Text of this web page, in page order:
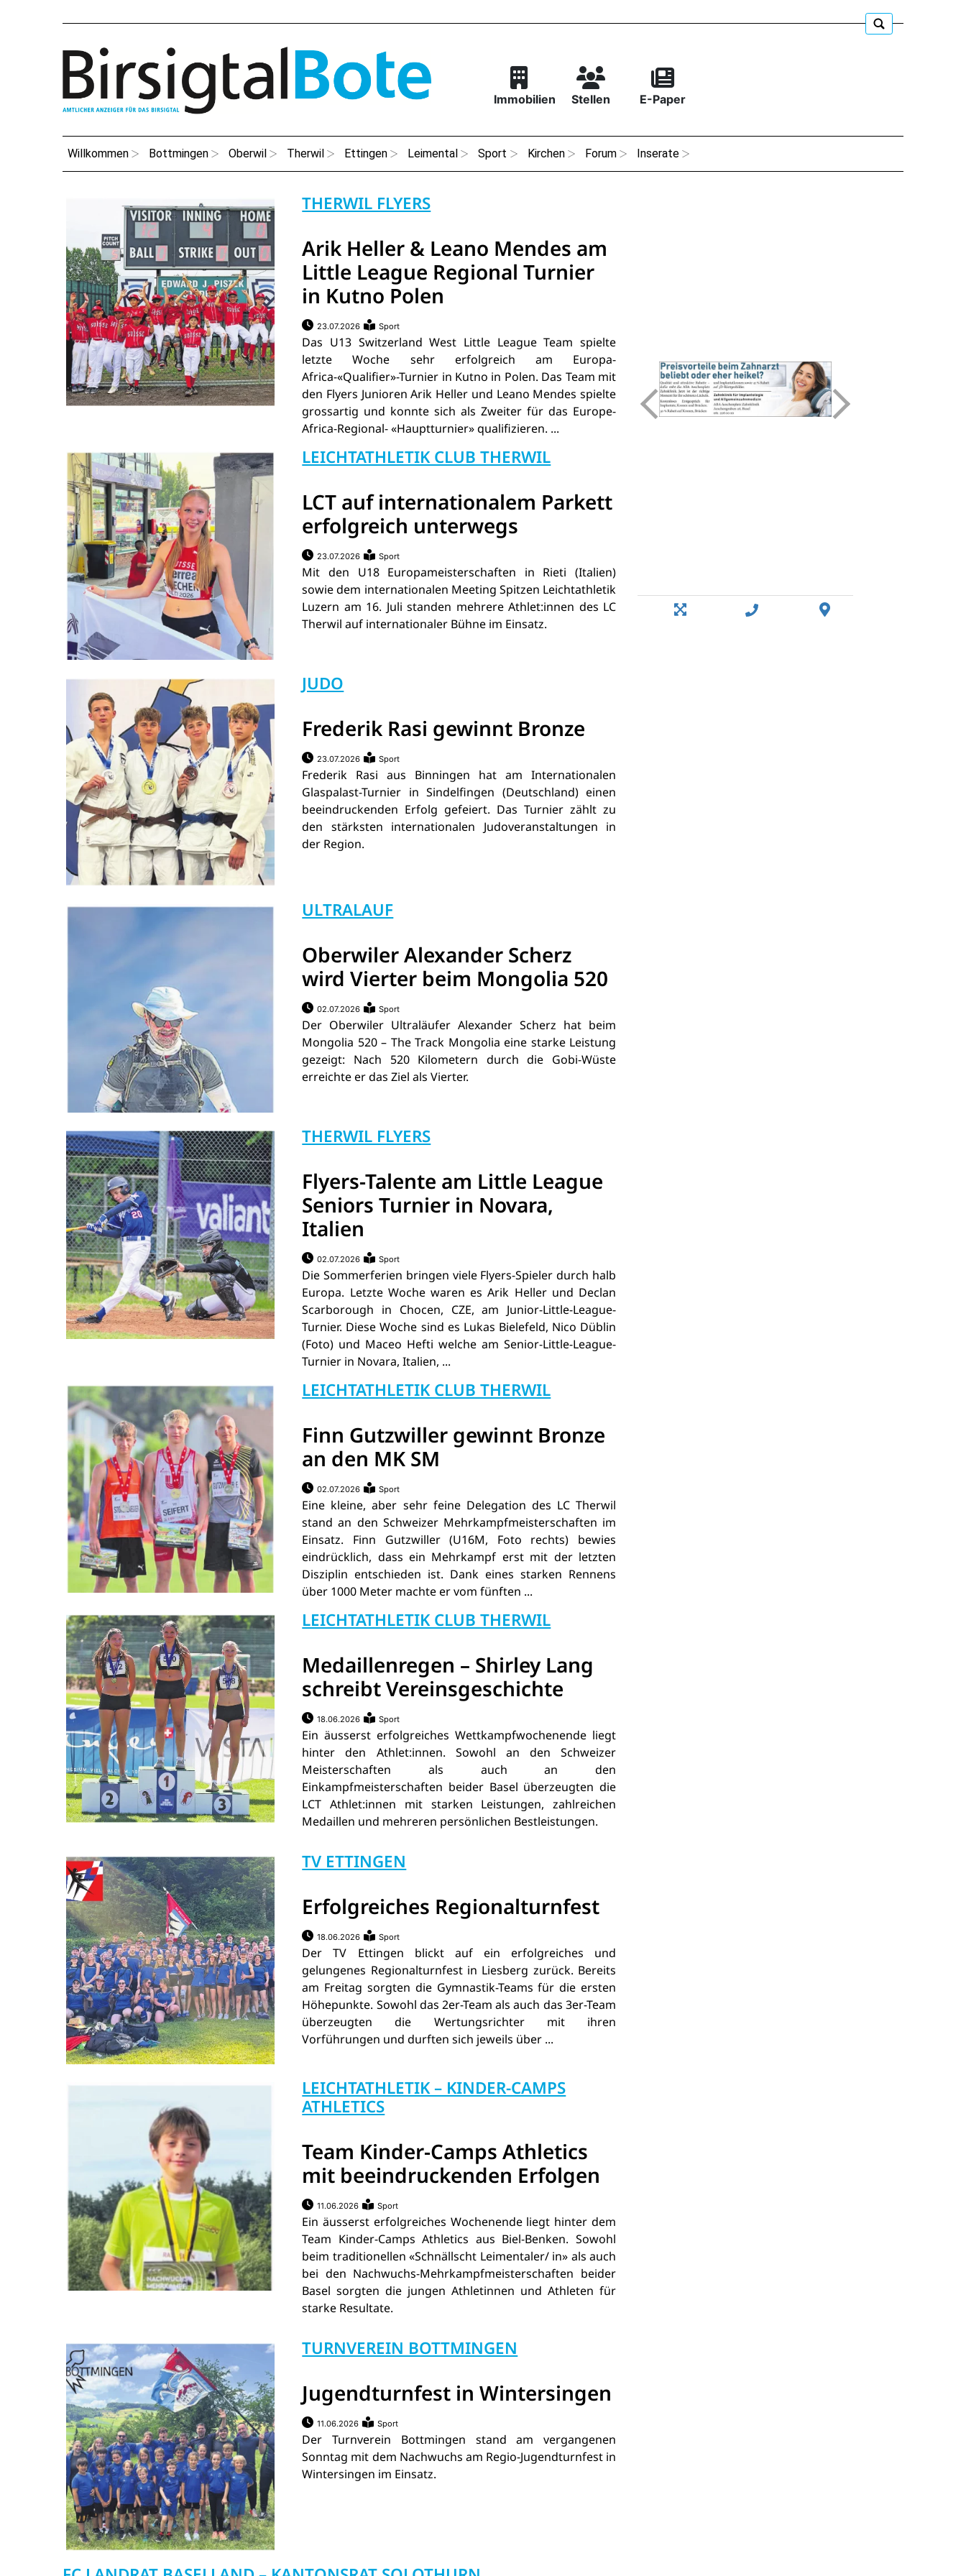
Immobilien Stellen E-Paper
Willkommen Bottmingen Oberwil Therwil Ettingen Leimental Sport Kirchen Forum Inserate
THERWIL FLYERS
Arik Heller & Leano Mendes am
Little League Regional Turnier
in Kutno Polen
23.07.2026 Sport
Das U13 Switzerland West Little League Team spielte
letzte Woche sehr erfolgreich am Europa-
Africa-«Qualifier»-Turnier in Kutno in Polen. Das Team mit
den Flyers Junioren Arik Heller und Leano Mendes spielte
grossartig und konnte sich als Zweiter für das Europe-
Africa-Regional- «Hauptturnier» qualifizieren. ...
LEICHTATHLETIK CLUB THERWIL
LCT auf internationalem Parkett
erfolgreich unterwegs
23.07.2026 Sport
Mit den U18 Europameisterschaften in Rieti (Italien)
sowie dem internationalen Meeting Spitzen Leichtathletik
Luzern am 16. Juli standen mehrere Athlet:innen des LC
Therwil auf internationaler Bühne im Einsatz.
JUDO
Frederik Rasi gewinnt Bronze
23.07.2026 Sport
Frederik Rasi aus Binningen hat am Internationalen
Glaspalast-Turnier in Sindelfingen (Deutschland) einen
beeindruckenden Erfolg gefeiert. Das Turnier zählt zu
den stärksten internationalen Judoveranstaltungen in
der Region.
ULTRALAUF
Oberwiler Alexander Scherz
wird Vierter beim Mongolia 520
02.07.2026 Sport
Der Oberwiler Ultraläufer Alexander Scherz hat beim
Mongolia 520 – The Track Mongolia eine starke Leistung
gezeigt: Nach 520 Kilometern durch die Gobi-Wüste
erreichte er das Ziel als Vierter.
THERWIL FLYERS
Flyers-Talente am Little League
Seniors Turnier in Novara,
Italien
02.07.2026 Sport
Die Sommerferien bringen viele Flyers-Spieler durch halb
Europa. Letzte Woche waren es Arik Heller und Declan
Scarborough in Chocen, CZE, am Junior-Little-League-
Turnier. Diese Woche sind es Lukas Bielefeld, Nico Düblin
(Foto) und Maceo Hefti welche am Senior-Little-League-
Turnier in Novara, Italien, ...
LEICHTATHLETIK CLUB THERWIL
Finn Gutzwiller gewinnt Bronze
an den MK SM
02.07.2026 Sport
Eine kleine, aber sehr feine Delegation des LC Therwil
stand an den Schweizer Mehrkampfmeisterschaften im
Einsatz. Finn Gutzwiller (U16M, Foto rechts) bewies
eindrücklich, dass ein Mehrkampf erst mit der letzten
Disziplin entschieden ist. Dank eines starken Rennens
über 1000 Meter machte er vom fünften ...
LEICHTATHLETIK CLUB THERWIL
Medaillenregen – Shirley Lang
schreibt Vereinsgeschichte
18.06.2026 Sport
Ein äusserst erfolgreiches Wettkampfwochenende liegt
hinter den Athlet:innen. Sowohl an den Schweizer
Meisterschaften als auch an den
Einkampfmeisterschaften beider Basel überzeugten die
LCT Athlet:innen mit starken Leistungen, zahlreichen
Medaillen und mehreren persönlichen Bestleistungen.
TV ETTINGEN
Erfolgreiches Regionalturnfest
18.06.2026 Sport
Der TV Ettingen blickt auf ein erfolgreiches und
gelungenes Regionalturnfest in Liesberg zurück. Bereits
am Freitag sorgten die Gymnastik-Teams für die ersten
Höhepunkte. Sowohl das 2er-Team als auch das 3er-Team
überzeugten die Wertungsrichter mit ihren
Vorführungen und durften sich jeweils über ...
LEICHTATHLETIK – KINDER-CAMPS
ATHLETICS
Team Kinder-Camps Athletics
mit beeindruckenden Erfolgen
11.06.2026 Sport
Ein äusserst erfolgreiches Wochenende liegt hinter dem
Team Kinder-Camps Athletics aus Biel-Benken. Sowohl
beim traditionellen «Schnällscht Leimentaler/ in» als auch
bei den Nachwuchs-Mehrkampfmeisterschaften beider
Basel sorgten die jungen Athletinnen und Athleten für
starke Resultate.
TURNVEREIN BOTTMINGEN
Jugendturnfest in Wintersingen
11.06.2026 Sport
Der Turnverein Bottmingen stand am vergangenen
Sonntag mit dem Nachwuchs am Regio-Jugendturnfest in
Wintersingen im Einsatz.